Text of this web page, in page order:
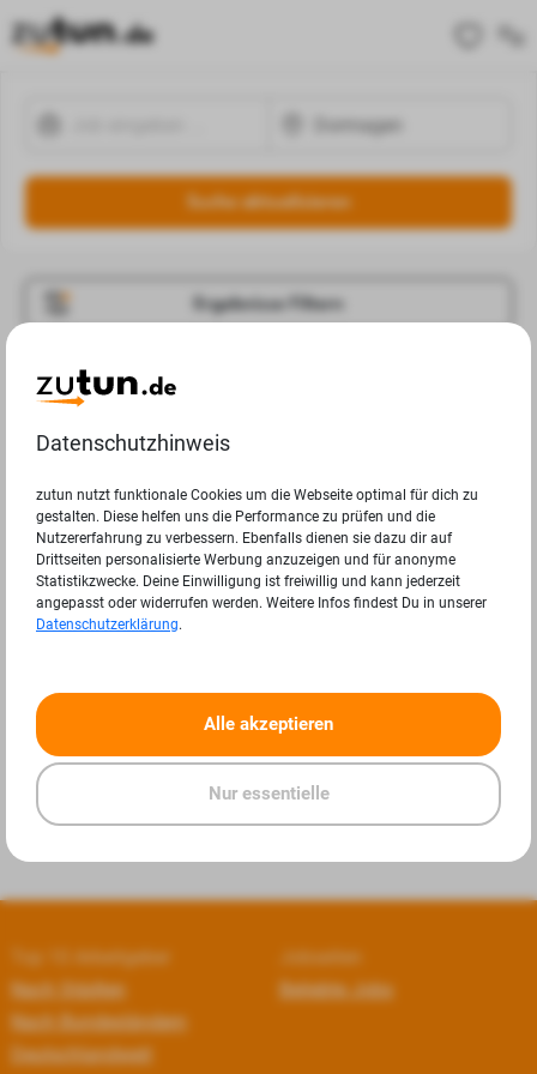
Suche aktualisieren
Ergebnisse Filtern
Jobangebote
Ergebnisse.
« »
Top 10 Arbeitgeber
Nach Städten
Nach Bundesländern
Deutschlandweit
Jobseiten
Beliebte Jobs
Datenschutzhinweis
zutun nutzt funktionale Cookies um die Webseite optimal für dich zu
gestalten. Diese helfen uns die Performance zu prüfen und die
Nutzererfahrung zu verbessern. Ebenfalls dienen sie dazu dir auf
Drittseiten personalisierte Werbung anzuzeigen und für anonyme
Statistikzwecke. Deine Einwilligung ist freiwillig und kann jederzeit
angepasst oder widerrufen werden. Weitere Infos findest Du in unserer
Datenschutzerklärung.
Alle akzeptieren
Nur essentielle